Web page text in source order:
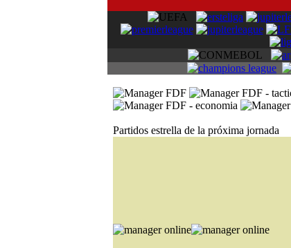
Partidos estrella de la próxima jornada